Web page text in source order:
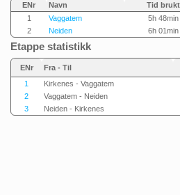
ENr Navn Tid brukt
1
Vaggatem 5h 48min
2
Neiden 6h 01min
Etappe statistikk
ENr Fra - Til
1
Kirkenes - Vaggatem
2
Vaggatem - Neiden
3
Neiden - Kirkenes